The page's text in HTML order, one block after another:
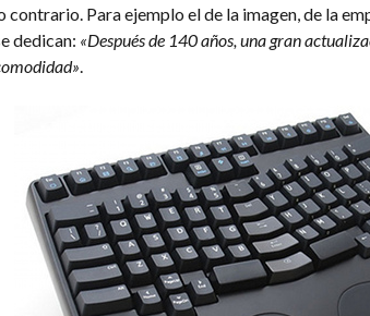
Para ejemplo el de la imagen, de la
dedican: «Después de 140 años, una gran